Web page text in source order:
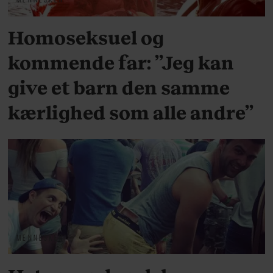
Homoseksuel og
kommende far: ”Jeg kan
give et barn den samme
kærlighed som alle andre”
MENNESKER